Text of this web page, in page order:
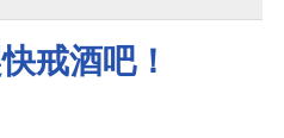
戒酒吧！